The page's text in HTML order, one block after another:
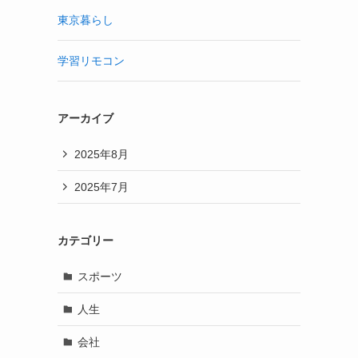
東京暮らし
学習リモコン
アーカイブ
2025年8月
2025年7月
カテゴリー
スポーツ
人生
会社